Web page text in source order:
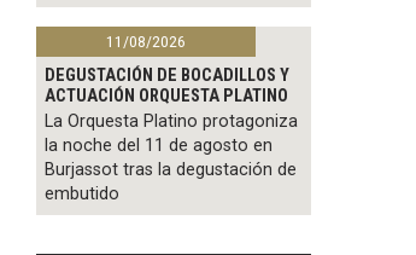
11/08/2026
DEGUSTACIÓN DE BOCADILLOS Y
ACTUACIÓN ORQUESTA PLATINO
La Orquesta Platino protagoniza
la noche del 11 de agosto en
Burjassot tras la degustación de
embutido